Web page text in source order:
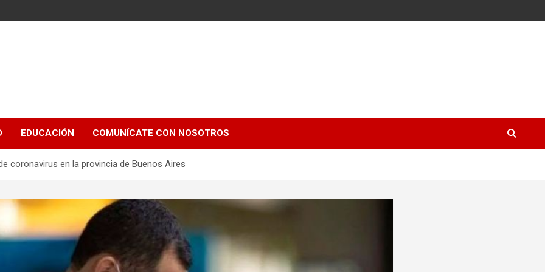
EDUCACIÓN COMUNÍCATE CON NOSOTROS
coronavirus en la provincia de Buenos Aires